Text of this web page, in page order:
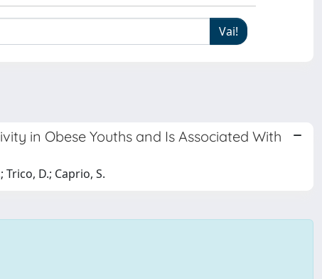
in Obese Youths and Is Associated With
D.; Caprio, S.